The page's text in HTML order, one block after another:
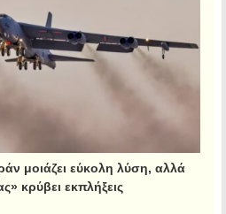
μοιάζει εύκολη λύση, αλλά
κρύβει εκπλήξεις